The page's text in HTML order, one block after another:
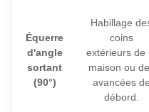
Équerre
d'angle
sortant
(90°)
Habillage
coins
extérieurs de
maison ou
avancées de
débord.